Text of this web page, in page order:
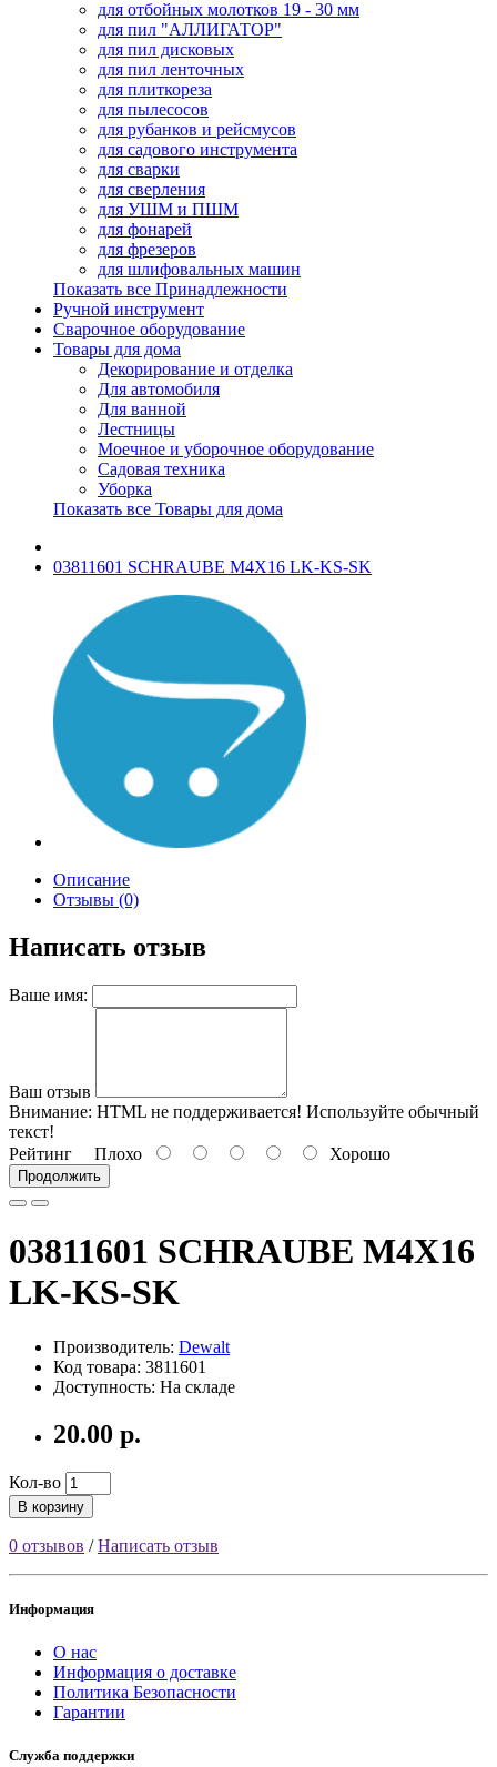
для отбойных молотков 19 - 30 мм
для пил "АЛЛИГАТОР"
для пил дисковых
для пил ленточных
для плиткореза
для пылесосов
для рубанков и рейсмусов
для садового инструмента
для сварки
для сверления
для УШМ и ПШМ
для фонарей
для фрезеров
для шлифовальных машин
Показать все Принадлежности
Ручной инструмент
Сварочное оборудование
Товары для дома
Декорирование и отделка
Для автомобиля
Для ванной
Лестницы
Моечное и уборочное оборудование
Садовая техника
Уборка
Показать все Товары для дома
03811601 SCHRAUBE M4X16 LK-KS-SK
Описание
Отзывы (0)
Написать отзыв
Ваше имя:
Ваш отзыв
Внимание: HTML не поддерживается! Используйте обычный
текст!
Рейтинг Плохо Хорошо
Продолжить
03811601 SCHRAUBE M4X16
LK-KS-SK
Производитель: Dewalt
Код товара: 3811601
Доступность: На складе
20.00 р.
Кол-во
В корзину
0 отзывов /Написать отзыв
Информация
О нас
Информация о доставке
Политика Безопасности
Гарантии
Служба поддержки